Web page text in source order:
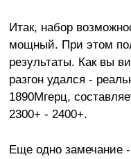
Итак, набор
мощный. При этом
результаты. Как вы
разгон удался -
1890Мгерц,
2300+ - 2400+.
Еще одно замечание -